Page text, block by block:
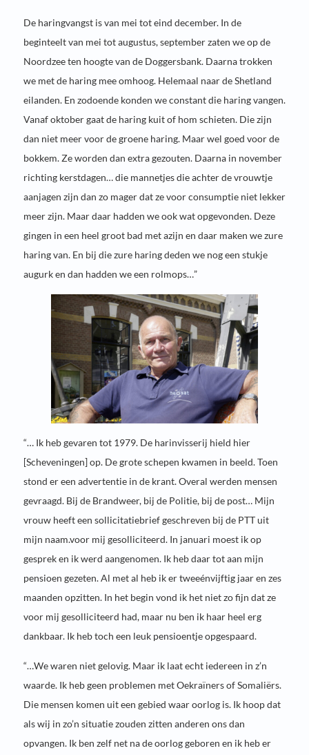
De haringvangst is van mei tot eind december. In de
beginteelt van mei tot augustus, september zaten we op de
Noordzee ten hoogte van de Doggersbank. Daarna trokken
we met de haring mee omhoog. Helemaal naar de Shetland
eilanden. En zodoende konden we constant die haring vangen.
Vanaf oktober gaat de haring kuit of hom schieten. Die zijn
dan niet meer voor de groene haring. Maar wel goed voor de
bokkem. Ze worden dan extra gezouten. Daarna in november
richting kerstdagen… die mannetjes die achter de vrouwtje
aanjagen zijn dan zo mager dat ze voor consumptie niet lekker
meer zijn. Maar daar hadden we ook wat opgevonden. Deze
gingen in een heel groot bad met azijn en daar maken we zure
haring van. En bij die zure haring deden we nog een stukje
augurk en dan hadden we een rolmops…”
“… Ik heb gevaren tot 1979. De harinvisserij hield hier
[Scheveningen] op. De grote schepen kwamen in beeld. Toen
stond er een advertentie in de krant. Overal werden mensen
gevraagd. Bij de Brandweer, bij de Politie, bij de post… Mijn
vrouw heeft een sollicitatiebrief geschreven bij de PTT uit
mijn naam.voor mij gesolliciteerd. In januari moest ik op
gesprek en ik werd aangenomen. Ik heb daar tot aan mijn
pensioen gezeten. Al met al heb ik er tweeénvijftig jaar en zes
maanden opzitten. In het begin vond ik het niet zo fijn dat ze
voor mij gesolliciteerd had, maar nu ben ik haar heel erg
dankbaar. Ik heb toch een leuk pensioentje opgespaard.
“…We waren niet gelovig. Maar ik laat echt iedereen in z’n
waarde. Ik heb geen problemen met Oekraïners of Somaliërs.
Die mensen komen uit een gebied waar oorlog is. Ik hoop dat
als wij in zo’n situatie zouden zitten anderen ons dan
opvangen. Ik ben zelf net na de oorlog geboren en ik heb er